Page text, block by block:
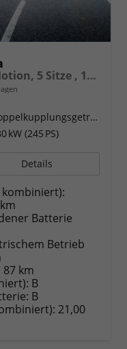
1.5 TSI PHEV 180 kW DSG 4 Motion, 5 Sitze , 17 Zoll Leichtmetallfelgen. fünf Jahre Garantie, Markise, Schiene u. Gehäuse links, 6 Sitze, Klima,
Doppelkupplungsgetriebe (DSG)
kW (245 PS)
Details
Batterie
Betrieb
87 km
B
B
21,00